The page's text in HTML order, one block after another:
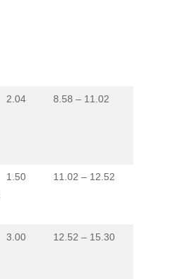
2.04 8.58 – 11.02
1.50 11.02 – 12.52
3.00 12.52 – 15.30